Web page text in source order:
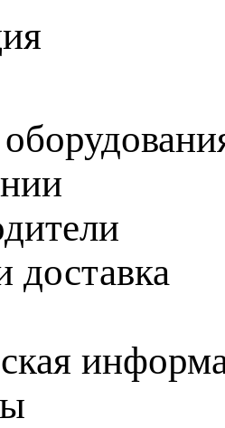
доставка